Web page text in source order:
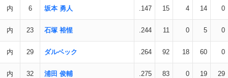
内 6 坂本 勇人 .147 15 4 14 0
内 23 石塚 裕惺 .244 11 0 5 0
内 29 ダルベック .264 92 18 60 0
内 32 浦田 俊輔 .275 83 0 19 29